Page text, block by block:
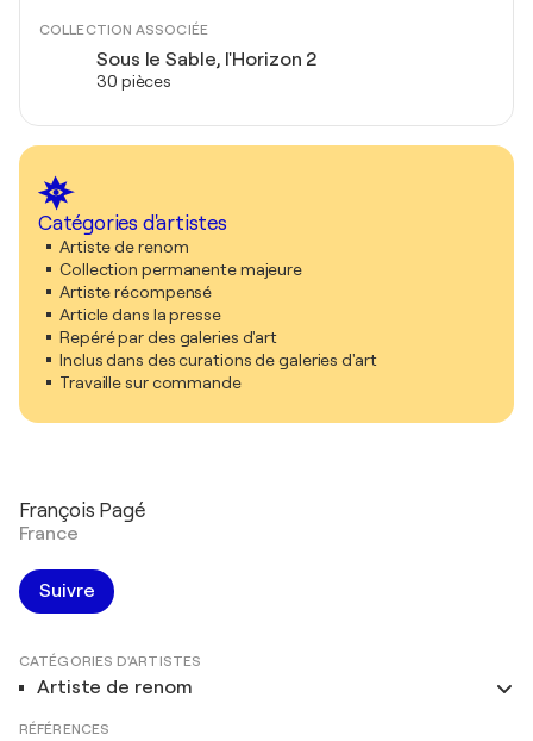
COLLECTION ASSOCIÉE
Sous le Sable, l'Horizon 2
30 pièces
Catégories d'artistes
Artiste de renom
Collection permanente majeure
Artiste récompensé
Article dans la presse
Repéré par des galeries d'art
Inclus dans des curations de galeries d'art
Travaille sur commande
François Pagé
France
Suivre
CATÉGORIES D'ARTISTES
Artiste de renom
RÉFÉRENCES